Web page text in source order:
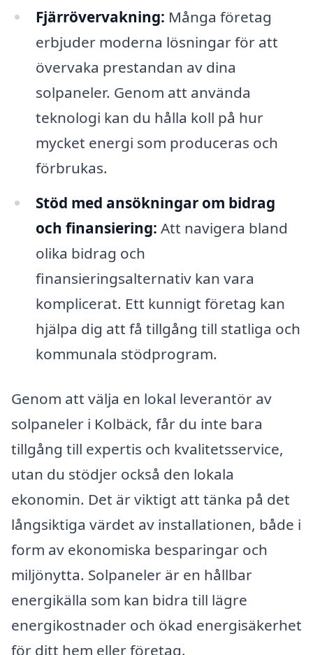
Fjärrövervakning: Många företag
erbjuder moderna lösningar för att
övervaka prestandan av dina
solpaneler. Genom att använda
teknologi kan du hålla koll på hur
mycket energi som produceras och
förbrukas.
Stöd med ansökningar om bidrag
och finansiering: Att navigera bland
olika bidrag och
finansieringsalternativ kan vara
komplicerat. Ett kunnigt företag kan
hjälpa dig att få tillgång till statliga och
kommunala stödprogram.
Genom att välja en lokal leverantör av
solpaneler i Kolbäck, får du inte bara
tillgång till expertis och kvalitetsservice,
utan du stödjer också den lokala
ekonomin. Det är viktigt att tänka på det
långsiktiga värdet av installationen, både i
form av ekonomiska besparingar och
miljönytta. Solpaneler är en hållbar
energikälla som kan bidra till lägre
energikostnader och ökad energisäkerhet
för ditt hem eller företag.